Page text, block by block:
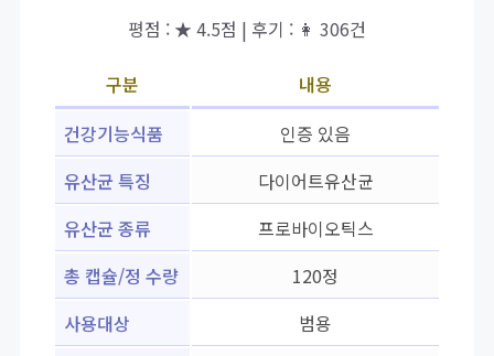
평점 : ★ 4.5점 | 후기 : 👩 306건
구분
내용
건강기능식품
인증 있음
유산균 특징
다이어트유산균
유산균 종류
프로바이오틱스
총 캡슐/정 수량
120정
사용대상
범용